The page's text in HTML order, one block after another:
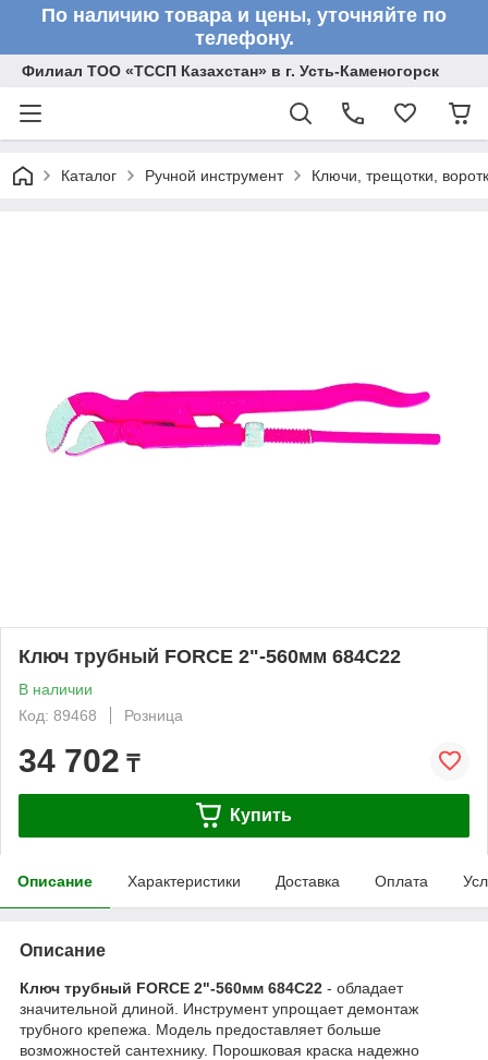
По наличию товара и цены, уточняйте по
телефону.
Филиал ТОО «ТССП Казахстан» в г. Усть-Каменогорск
Каталог Ручной инструмент Ключи, трещотки,
Ключ трубный FORCE 2"-560мм 684C22
В наличии
Код: 89468
Розница
34 702 ₸
Купить
Описание Характеристики Доставка Оплата
Описание
Ключ трубный FORCE 2"-560мм 684C22 - обладает
значительной длиной. Инструмент упрощает демонтаж
трубного крепежа. Модель предоставляет больше
возможностей сантехнику. Порошковая краска надежно